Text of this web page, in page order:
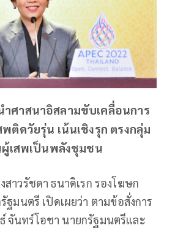
ศาสนาอิสลามขับเคลื่อนการ
ติดวัยรุ่น เน้นเชิงรุก ตรงกลุ่ม
ผู้เสพเป็นพลังชุมชน
สาวรัชดา ธนาดิเรก รองโฆษก
ฐมนตรี เปิดเผยว่า ตามข้อสั่งการ
จันทร์โอชา นายกรัฐมนตรีและ